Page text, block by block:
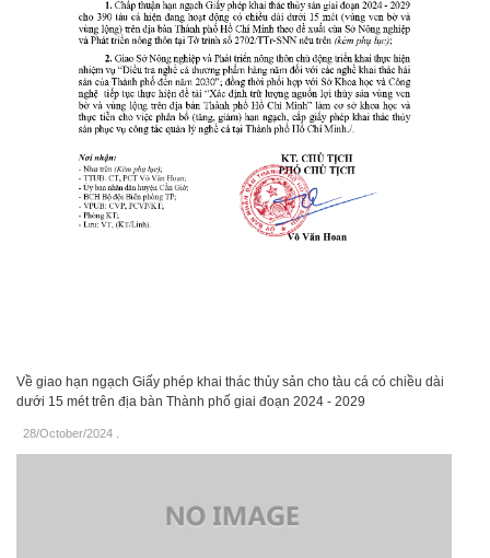
Về giao hạn ngạch Giấy phép khai thác thủy sản cho tàu cá có chiều dài
dưới 15 mét trên địa bàn Thành phố giai đoạn 2024 - 2029
28/October/2024